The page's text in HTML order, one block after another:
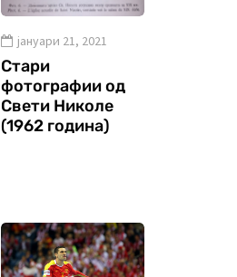
јануари 21, 2021
Стари
фотографии од
Свети Николе
(1962 година)